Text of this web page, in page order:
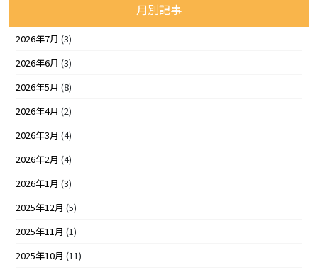
月別記事
2026年7月 (3)
2026年6月 (3)
2026年5月 (8)
2026年4月 (2)
2026年3月 (4)
2026年2月 (4)
2026年1月 (3)
2025年12月 (5)
2025年11月 (1)
2025年10月 (11)